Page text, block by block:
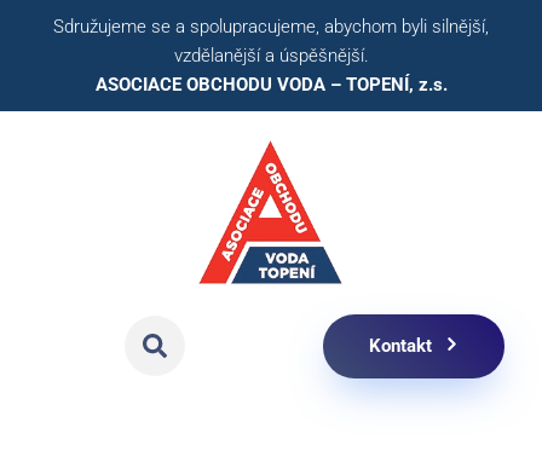
Sdružujeme se a spolupracujeme, abychom byli silnější,
vzdělanější a úspěšnější.
ASOCIACE OBCHODU VODA – TOPENÍ, z.s.​
Kontakt